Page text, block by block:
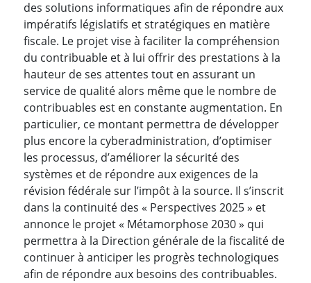
des solutions informatiques afin de répondre aux
impératifs législatifs et stratégiques en matière
fiscale. Le projet vise à faciliter la compréhension
du contribuable et à lui offrir des prestations à la
hauteur de ses attentes tout en assurant un
service de qualité alors même que le nombre de
contribuables est en constante augmentation. En
particulier, ce montant permettra de développer
plus encore la cyberadministration, d’optimiser
les processus, d’améliorer la sécurité des
systèmes et de répondre aux exigences de la
révision fédérale sur l’impôt à la source. Il s’inscrit
dans la continuité des « Perspectives 2025 » et
annonce le projet « Métamorphose 2030 » qui
permettra à la Direction générale de la fiscalité de
continuer à anticiper les progrès technologiques
afin de répondre aux besoins des contribuables.